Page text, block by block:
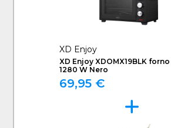
XD Enjoy
XD Enjoy XDOMX19BLK forno
1280 W Nero
69,95 €